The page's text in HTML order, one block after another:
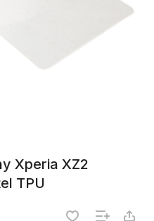
Xperia XZ2
TPU